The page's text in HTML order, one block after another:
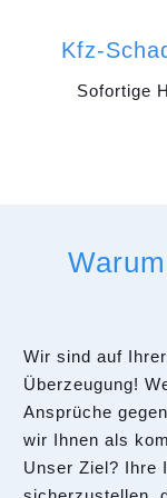
Kfz-
Sofortige
Wir sind auf
Überzeugung!
Ansprüche
wir Ihnen als
Unser Ziel? Ihre